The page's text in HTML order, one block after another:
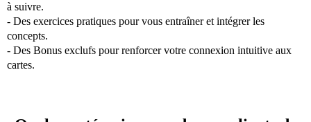
à suivre.
- Des exercices pratiques pour vous entraîner et intégrer les
concepts.
- Des Bonus exclufs pour renforcer votre connexion intuitive aux
cartes.